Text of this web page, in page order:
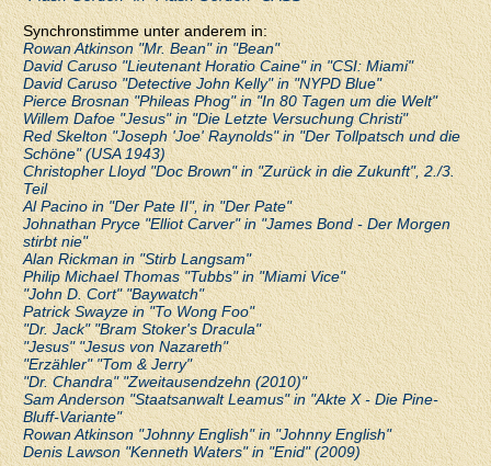
Synchronstimme unter anderem in:
Rowan Atkinson "Mr. Bean" in "Bean"
David Caruso "Lieutenant Horatio Caine" in "CSI: Miami"
David Caruso "Detective John Kelly" in "NYPD Blue"
Pierce Brosnan "Phileas Phog" in "In 80 Tagen um die Welt"
Willem Dafoe "Jesus" in "Die Letzte Versuchung Christi"
Red Skelton "Joseph 'Joe' Raynolds" in "Der Tollpatsch und die
Schöne" (USA 1943)
Christopher Lloyd "Doc Brown" in "Zurück in die Zukunft", 2./3.
Teil
Al Pacino in "Der Pate II", in "Der Pate"
Johnathan Pryce "Elliot Carver" in "James Bond - Der Morgen
stirbt nie"
Alan Rickman in "Stirb Langsam"
Philip Michael Thomas "Tubbs" in "Miami Vice"
"John D. Cort" "Baywatch"
Patrick Swayze in "To Wong Foo"
"Dr. Jack" "Bram Stoker's Dracula"
"Jesus" "Jesus von Nazareth"
"Erzähler" "Tom & Jerry"
"Dr. Chandra" "Zweitausendzehn (2010)"
Sam Anderson "Staatsanwalt Leamus" in "Akte X - Die Pine-
Bluff-Variante"
Rowan Atkinson "Johnny English" in "Johnny English"
Denis Lawson "Kenneth Waters" in "Enid" (2009)